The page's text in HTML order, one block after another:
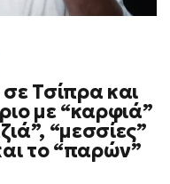
Τσίπρα και
με “καρφιά”
“μεσσίες”
το “παρών”